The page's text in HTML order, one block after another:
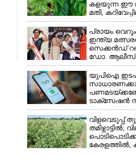
കളയുന്ന ഈ
മതി,
തഴച്ചുവളരും
പ്രായം വെറും
ഇന്ത്യ
സെക്കൻഡ്
ഡോ. ആലീസ്
യുപിഐ
ടാക്‌സേഷൻ
ഭേദഗതി
കേന്ദ്രം
വിളവെടുപ്പ്
തമിഴ്നാട്ടിൽ;
കേരളത്തിൽ,